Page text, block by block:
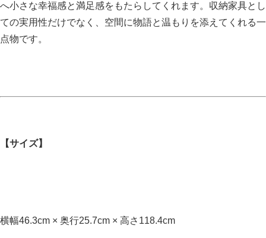
へ小さな幸福感と満足感をもたらしてくれます。収納家具とし
ての実用性だけでなく、空間に物語と温もりを添えてくれる一
点物です。
【サイズ】
横幅46.3cm × 奥行25.7cm × 高さ118.4cm